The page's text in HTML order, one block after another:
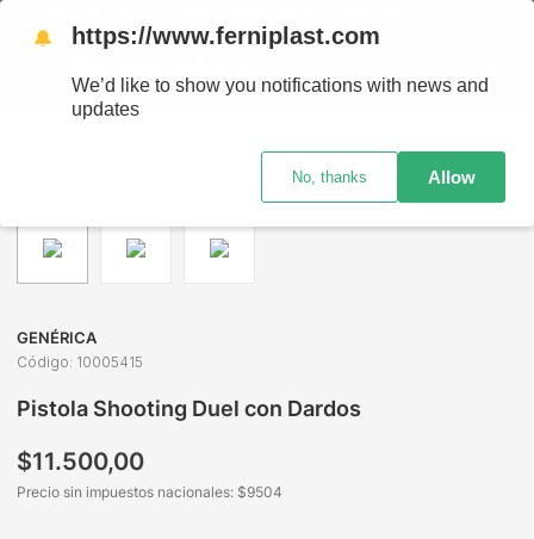
GENÉRICA
Código: 10005415
Pistola Shooting Duel con Dardos
$11.500,00
Precio sin impuestos nacionales: $9504
🔔 https://www.ferniplast.com
We’d like to show you notifications with news and
updates
No, thanks Allow